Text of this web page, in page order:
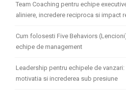
Team Coaching pentru echipe
aliniere, incredere reciproca si impact
Cum folosesti Five Behaviors
echipe de management
Leadership pentru echipele de
motivatia si increderea sub presiune